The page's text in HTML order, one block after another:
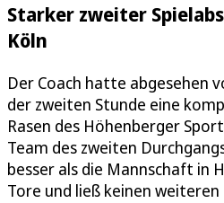
Starker zweiter
Köln
Der Coach hatte abgesehen
der zweiten Stunde eine
Rasen des Höhenberger
Team des zweiten
besser als die Mannschaft in
Tore und ließ keinen